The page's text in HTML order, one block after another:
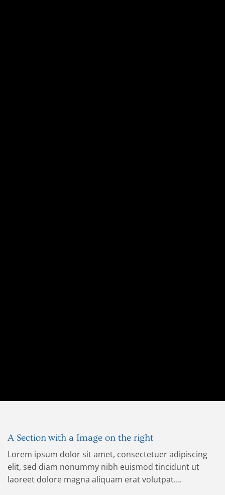
A Section with a Image on the right
Lorem ipsum dolor sit amet, consectetuer adipiscing
elit, sed diam nonummy nibh euismod tincidunt ut
laoreet dolore magna aliquam erat volutpat….